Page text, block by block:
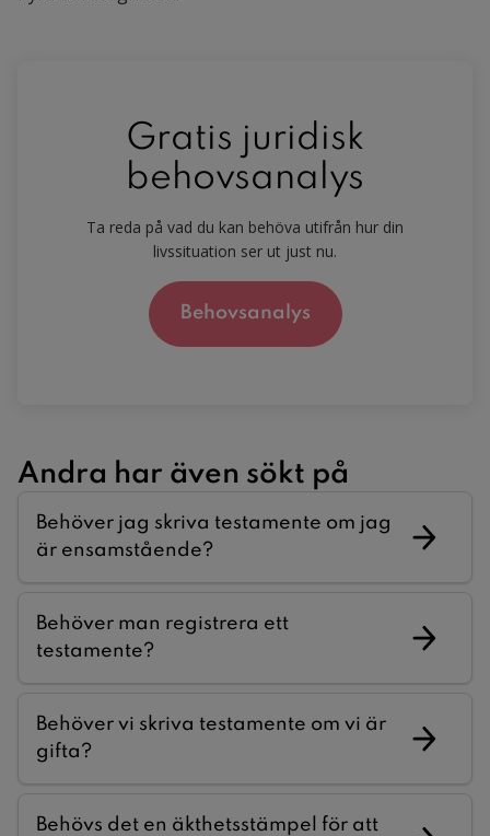
Gratis juridisk
behovsanalys
Ta reda på vad du kan behöva utifrån hur din
livssituation ser ut just nu.
Behovsanalys
Andra har även sökt på
Behöver jag skriva testamente om jag
är ensamstående?
Behöver man registrera ett
testamente?
Behöver vi skriva testamente om vi är
gifta?
Behövs det en äkthetsstämpel för att